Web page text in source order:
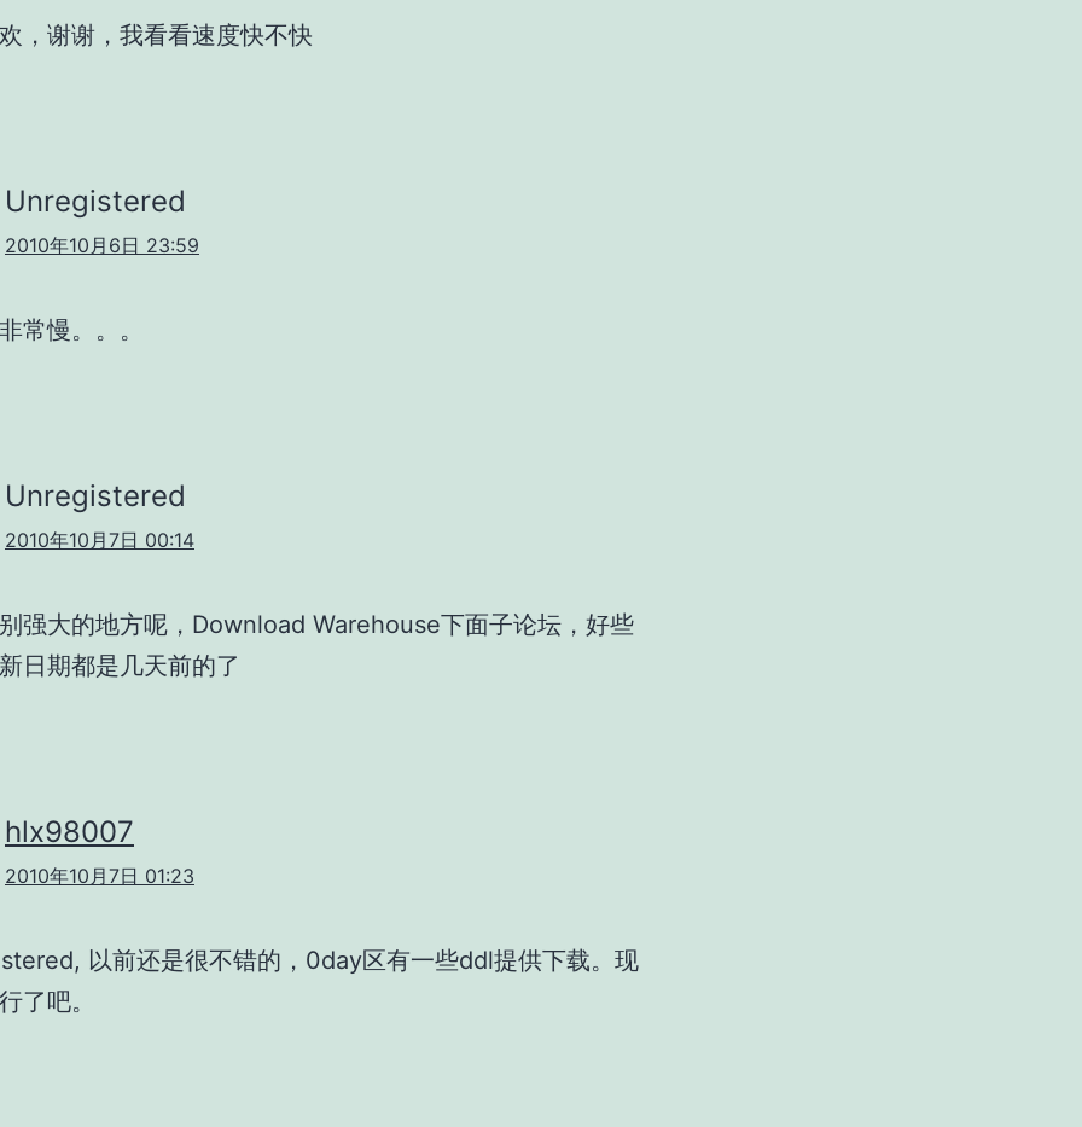
，谢谢，我看看速度快不快
Unregistered
2010年10月6日 23:59
常慢。。。
Unregistered
2010年10月7日 00:14
强大的地方呢，Download Warehouse下面子论坛，好些
日期都是几天前的了
hlx98007
2010年10月7日 01:23
以前还是很不错的，0day区有一些ddl提供下载。现
了吧。